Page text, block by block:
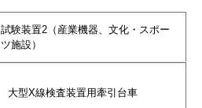
試験装置2（産業機器、文化・スポー
ツ施設）